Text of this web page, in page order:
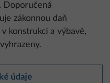
Doporučená
zákonnou daň
konstrukci a výbavě,
údaje